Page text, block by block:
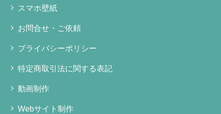
スマホ壁紙
お問合せ・ご依頼
プライバシーポリシー
特定商取引法に関する表記
動画制作
Webサイト制作